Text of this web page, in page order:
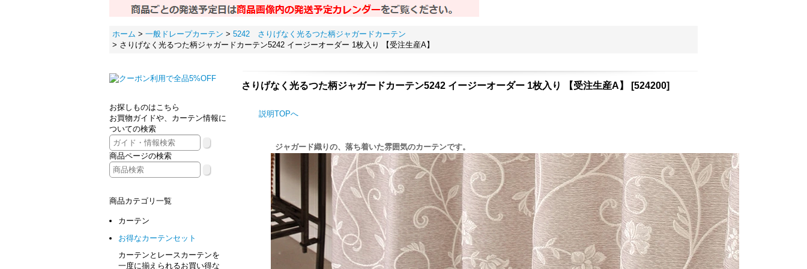
ホーム > 一般ドレープカーテン > 5242 さりげなく光るつた柄ジャガードカーテン
> さりげなく光るつた柄ジャガードカーテン5242 イージーオーダー 1枚入り 【受注生産A】
お探しものはこちら
お買物ガイドや、カーテン情報に
ついての検索
商品ページの検索
商品カテゴリ一覧
カーテン
お得なカーテンセット
カーテンとレースカーテンを
一度に揃えられるお買い得な
さりげなく光るつた柄ジャガードカーテン5242 イージーオーダー 1枚入り 【受注生産A】 [524200]
説明TOPへ
ジャガード織りの、落ち着いた雰囲気のカーテンです。